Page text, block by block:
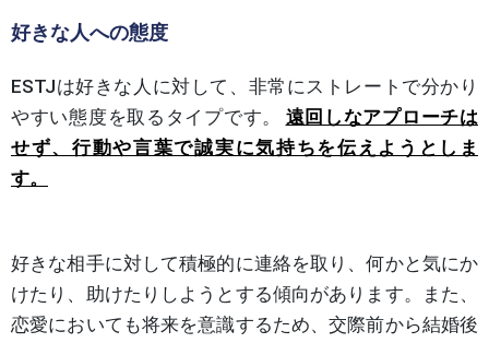
好きな人への態度
ESTJは好きな人に対して、非常にストレートで分かり
やすい態度を取るタイプです。
遠回しなアプローチは
せず、行動や言葉で誠実に気持ちを伝えようとしま
す。
好きな相手に対して積極的に連絡を取り、何かと気にか
けたり、助けたりしようとする傾向があります。また、
恋愛においても将来を意識するため、交際前から結婚後